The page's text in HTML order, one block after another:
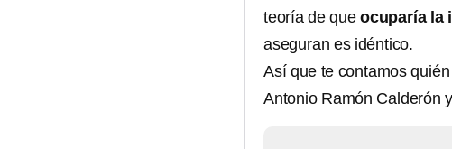
teoría de queocuparía la
aseguran es idéntico.
Así que te contamos
Antonio Ramón Calderón